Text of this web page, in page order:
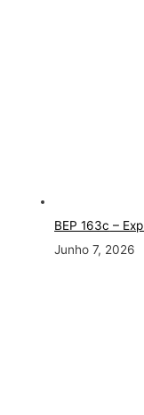
BEP 163c –
Junho 7, 2026